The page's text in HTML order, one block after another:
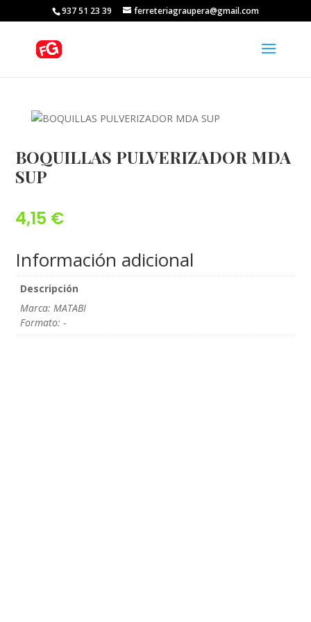
937 51 23 39 ferreteriagraupera@gmail.com
BOQUILLAS PULVERIZADOR MDA
SUP
4,15 €
Información adicional
Descripción
Marca: MATABI
Formato: -